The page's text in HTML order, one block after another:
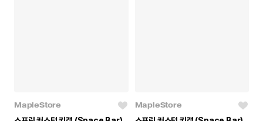
MapleStore
MapleStore